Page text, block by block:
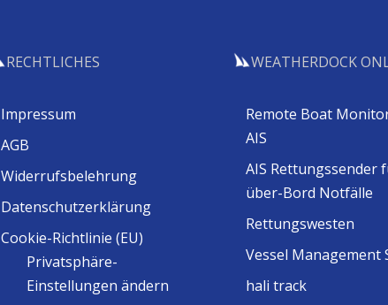
RECHTLICHES
Impressum
AGB
Widerrufsbelehrung
Datenschutzerklärung
Cookie-Richtlinie (EU)
Privatsphäre-
Einstellungen ändern
WEATHERDOCK
Remote Boat
AIS
AIS Rettungssender
über-Bord Notfälle
Rettungswesten
Vessel Management
hali track